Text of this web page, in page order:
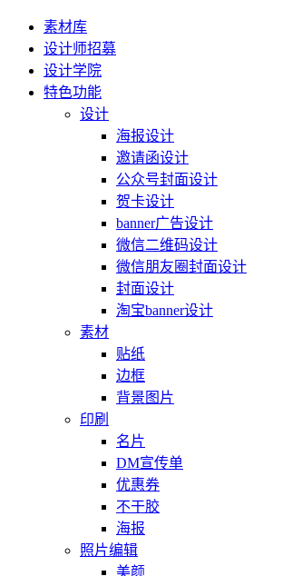
素材库
设计师招募
设计学院
特色功能
设计
海报设计
邀请函设计
公众号封面设计
贺卡设计
banner广告设计
微信二维码设计
微信朋友圈封面设计
封面设计
淘宝banner设计
素材
贴纸
边框
背景图片
印刷
名片
DM宣传单
优惠券
不干胶
海报
照片编辑
美颜